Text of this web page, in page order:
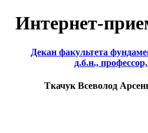
Интернет-
Декан факультета
д.б.н.,
Ткачук Всеволод